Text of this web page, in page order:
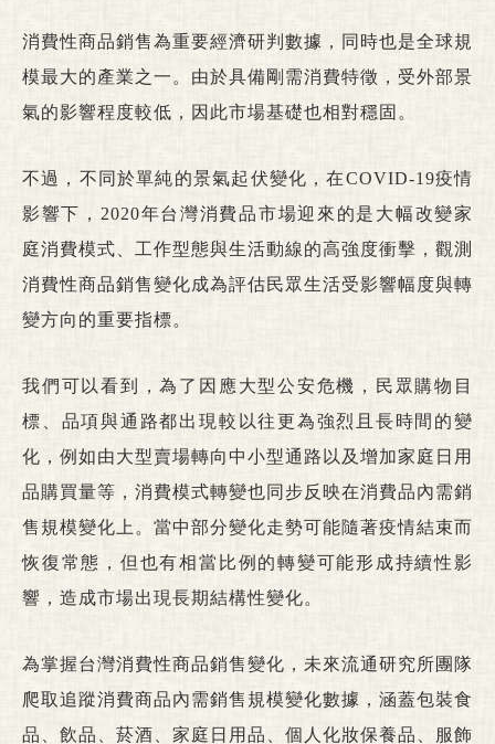
消費性商品銷售為重要經濟研判數據，同時也是全球規
模最大的產業之一。由於具備剛需消費特徵，受外部景
氣的影響程度較低，因此市場基礎也相對穩固。
不過，不同於單純的景氣起伏變化，在COVID-19疫情
影響下，2020年台灣消費品市場迎來的是大幅改變家
庭消費模式、工作型態與生活動線的高強度衝擊，觀測
消費性商品銷售變化成為評估民眾生活受影響幅度與轉
變方向的重要指標。
我們可以看到，為了因應大型公安危機，民眾購物目
標、品項與通路都出現較以往更為強烈且長時間的變
化，例如由大型賣場轉向中小型通路以及增加家庭日用
品購買量等，消費模式轉變也同步反映在消費品內需銷
售規模變化上。當中部分變化走勢可能隨著疫情結束而
恢復常態，但也有相當比例的轉變可能形成持續性影
響，造成市場出現長期結構性變化。
為掌握台灣消費性商品銷售變化，未來流通研究所團隊
爬取追蹤消費商品內需銷售規模變化數據，涵蓋包裝食
品、飲品、菸酒、家庭日用品、個人化妝保養品、服飾